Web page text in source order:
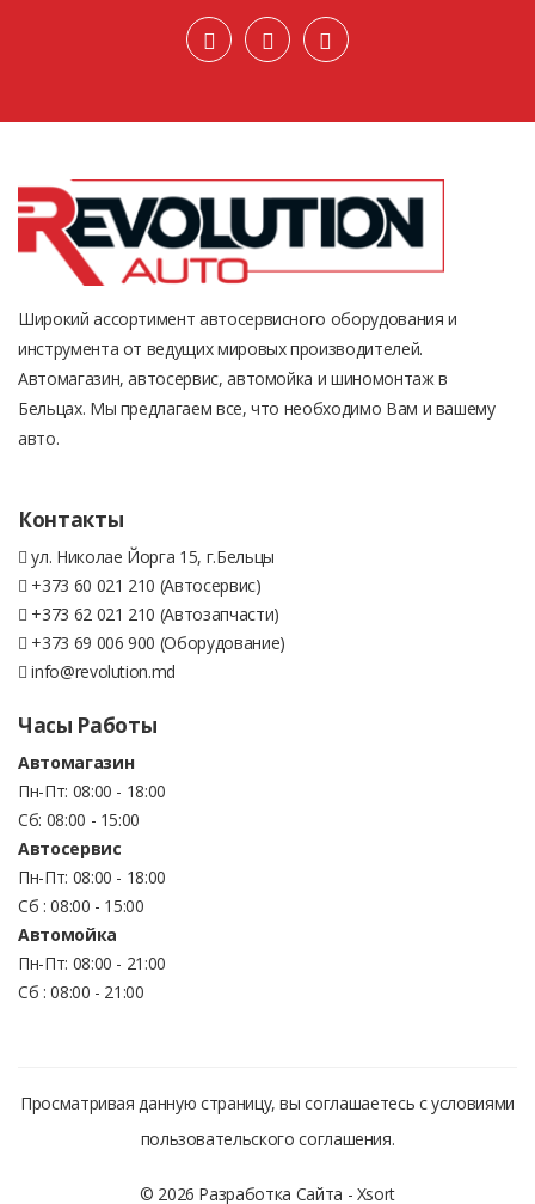
Широкий ассортимент автосервисного оборудования и
инструмента от ведущих мировых производителей.
Автомагазин, автосервис, автомойка и шиномонтаж в
Бельцах. Мы предлагаем все, что необходимо Вам и вашему
авто.
Контакты
ул. Николае Йорга 15, г.Бельцы
+373 60 021 210 (Автосервис)
+373 62 021 210 (Автозапчасти)
+373 69 006 900 (Оборудование)
info@revolution.md
Часы Работы
Автомагазин
Пн-Пт: 08:00 - 18:00
Сб: 08:00 - 15:00
Автосервис
Пн-Пт: 08:00 - 18:00
Сб : 08:00 - 15:00
Автомойка
Пн-Пт: 08:00 - 21:00
Сб : 08:00 - 21:00
Просматривая данную страницу, вы соглашаетесь с условиями
пользовательского соглашения.
© 2026 Разработка Сайта - Xsort